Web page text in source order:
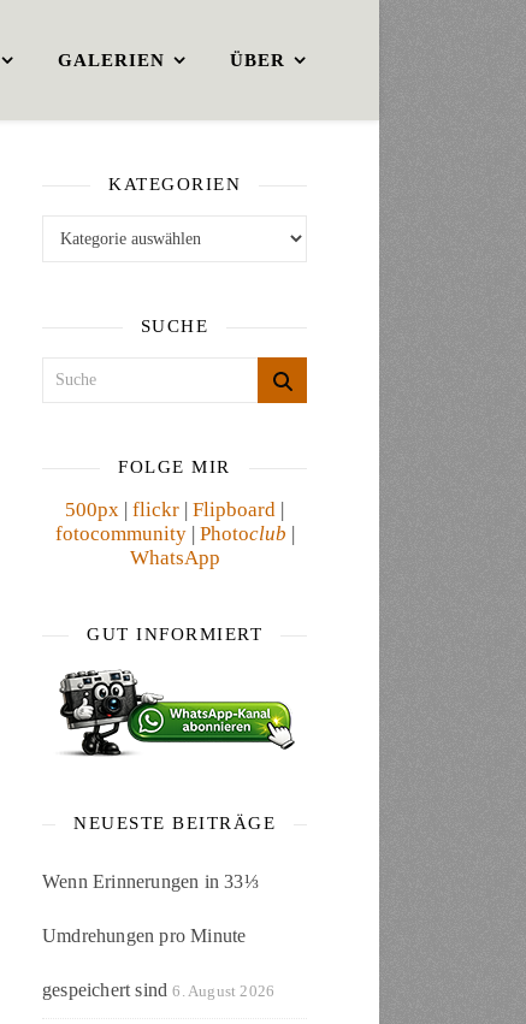
GALERIEN ÜBER
KATEGORIEN
SUCHE
FOLGE MIR
500px | flickr | Flipboard |
fotocommunity| Photoclub |
WhatsApp
GUT INFORMIERT
NEUESTE BEITRÄGE
Wenn Erinnerungen in 33⅓
Umdrehungen pro Minute
gespeichert sind 6. August 2026